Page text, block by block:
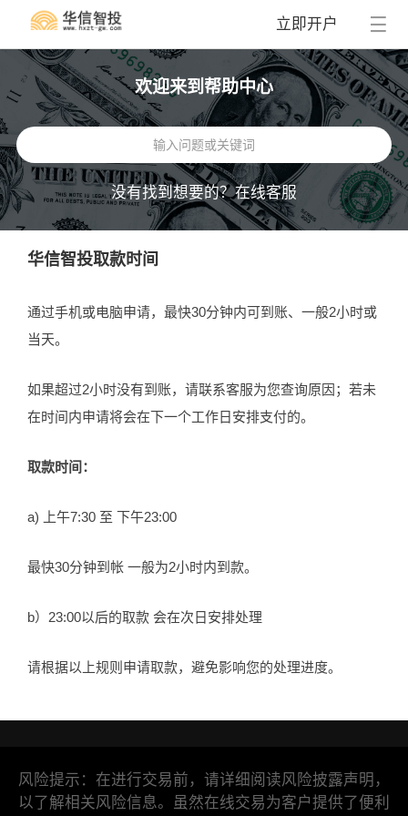
立即开户
欢迎来到帮助中心
没有找到想要的？在线客服
华信智投取款时间
通过手机或电脑申请，最快30分钟内可到账、一般2小时或
当天。
如果超过2小时没有到账，请联系客服为您查询原因；若未
在时间内申请将会在下一个工作日安排支付的。
取款时间：
a) 上午7:30 至 下午23:00
最快30分钟到帐 一般为2小时内到款。
b）23:00以后的取款 会在次日安排处理
请根据以上规则申请取款，避免影响您的处理进度。
风险提示：在进行交易前，请详细阅读风险披露声明，
以了解相关风险信息。虽然在线交易为客户提供了便利